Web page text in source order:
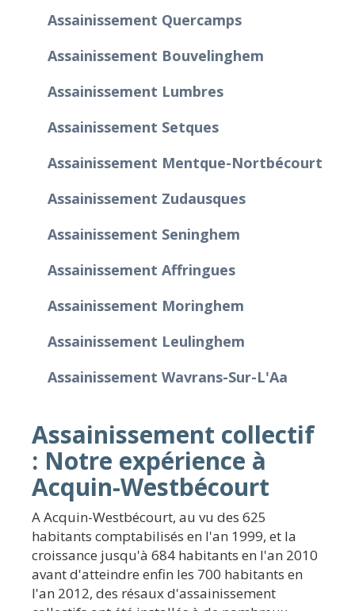
Assainissement Quercamps
Assainissement Bouvelinghem
Assainissement Lumbres
Assainissement Setques
Assainissement Mentque-Nortbécourt
Assainissement Zudausques
Assainissement Seninghem
Assainissement Affringues
Assainissement Moringhem
Assainissement Leulinghem
Assainissement Wavrans-Sur-L'Aa
Assainissement collectif
: Notre expérience à
Acquin-Westbécourt
A Acquin-Westbécourt, au vu des 625
habitants comptabilisés en l'an 1999, et la
croissance jusqu'à 684 habitants en l'an 2010
avant d'atteindre enfin les 700 habitants en
l'an 2012, des résaux d'assainissement